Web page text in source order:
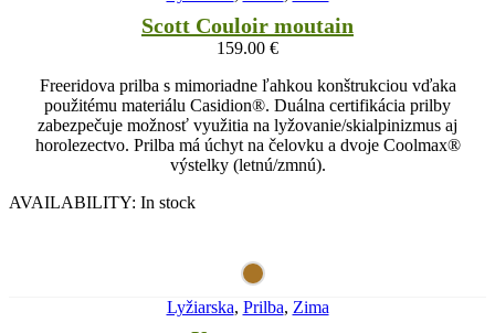
Scott Couloir moutain
159.00 €
Freeridova prilba s mimoriadne ľahkou konštrukciou vďaka
použitému materiálu Casidion®. Duálna certifikácia prilby
zabezpečuje možnosť využitia na lyžovanie/skialpinizmus aj
horolezectvo. Prilba má úchyt na čelovku a dvoje Coolmax®
výstelky (letnú/zmnú).
AVAILABILITY: In stock
Lyžiarska, Prilba, Zima